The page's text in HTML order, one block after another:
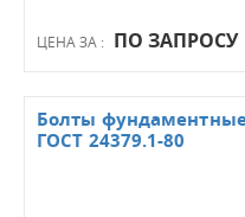
ЦЕНА ЗА : ПО ЗАПРОСУ
Болты
ГОСТ 24379.1-80